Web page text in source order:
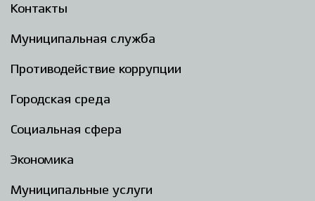
Контакты
Муниципальная служба
Противодействие коррупции
Городская среда
Социальная сфера
Экономика
Муниципальные услуги